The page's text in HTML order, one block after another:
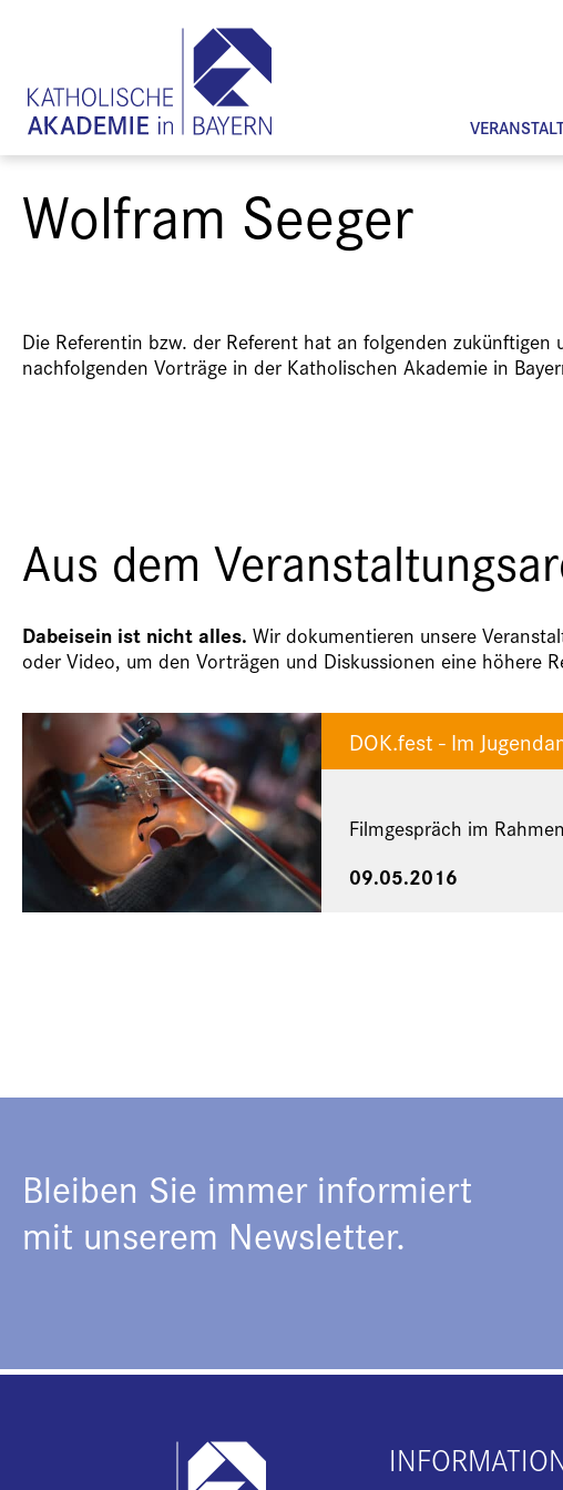
Wolfram Seeger
Die Referentin bzw. der Referent hat an folgenden
nachfolgenden Vorträge in der Katholischen Akademie in
Aus dem
Dabeisein ist nicht alles. Wir dokumentieren unsere
oder Video, um den Vorträgen und Diskussionen eine höhere
DOK.fest - Im
Filmgespräch im
09.05.2016
Bleiben Sie immer informiert
mit unserem Newsletter.